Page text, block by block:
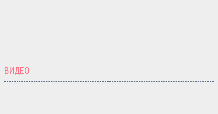
ВИДЕО